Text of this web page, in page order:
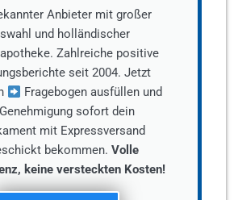
Anbieter mit großer
und holländischer
Zahlreiche positive
seit 2004. Jetzt
Fragebogen ausfüllen und
sofort dein
mit Expressversand
bekommen. Volle
keine versteckten Kosten!